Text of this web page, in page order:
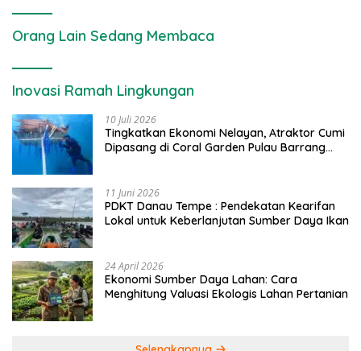
Orang Lain Sedang Membaca
Inovasi Ramah Lingkungan
10 Juli 2026
Tingkatkan Ekonomi Nelayan, Atraktor Cumi
Dipasang di Coral Garden Pulau Barrang
11 Juni 2026
PDKT Danau Tempe : Pendekatan Kearifan
Lokal untuk Keberlanjutan Sumber Daya Ikan
24 April 2026
Ekonomi Sumber Daya Lahan: Cara
Menghitung Valuasi Ekologis Lahan Pertanian